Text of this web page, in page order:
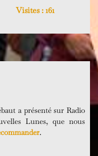
Visites : 161
a présenté sur Radio
Lunes, que nous
.